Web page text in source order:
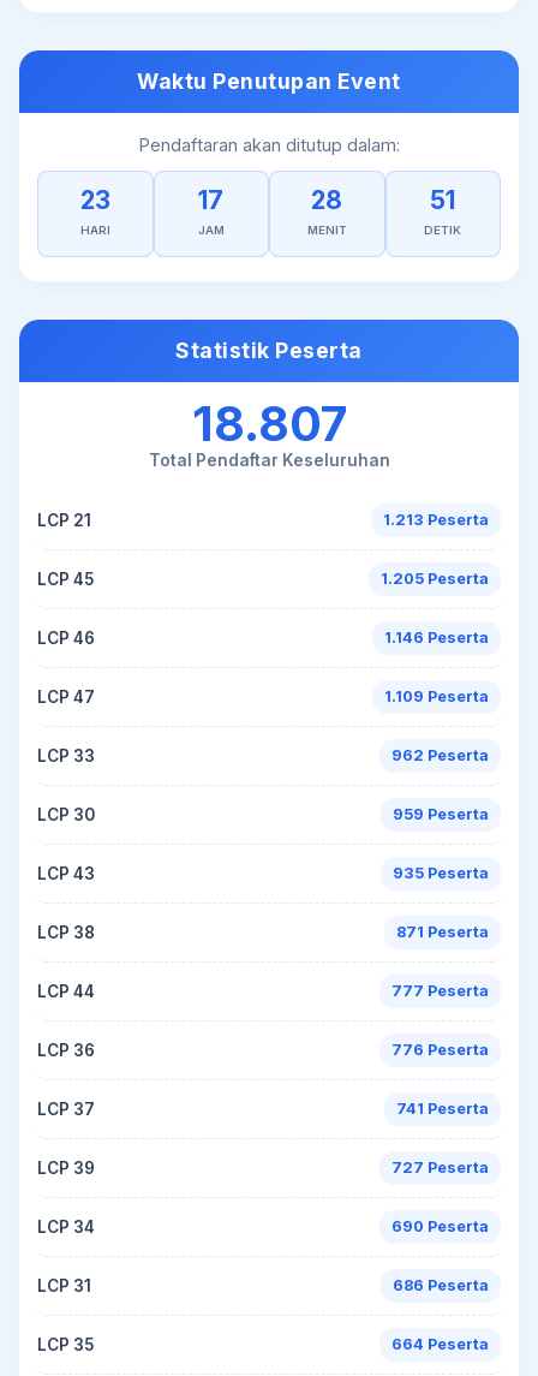
Waktu Penutupan Event
Pendaftaran akan ditutup dalam:
23
HARI
17
JAM
28
MENIT
51
DETIK
Statistik Peserta
18.807
Total Pendaftar Keseluruhan
LCP 21 1.213 Peserta
LCP 45 1.205 Peserta
LCP 46 1.146 Peserta
LCP 47 1.109 Peserta
LCP 33 962 Peserta
LCP 30 959 Peserta
LCP 43 935 Peserta
LCP 38 871 Peserta
LCP 44 777 Peserta
LCP 36 776 Peserta
LCP 37 741 Peserta
LCP 39 727 Peserta
LCP 34 690 Peserta
LCP 31 686 Peserta
LCP 35 664 Peserta